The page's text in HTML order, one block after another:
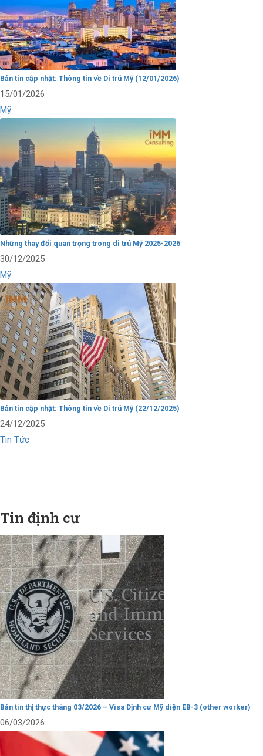
Bản tin cập nhật: Thông tin về Di trú Mỹ (12/01/2026)
15/01/2026
Mỹ
Những thay đổi quan trọng trong di trú Mỹ 2025-2026
30/12/2025
Mỹ
Bản tin cập nhật: Thông tin về Di trú Mỹ (22/12/2025)
24/12/2025
Tin Tức
Tin định cư
Bản tin thị thực tháng 03/2026 – Visa Định cư Mỹ diện EB-3 (other worker)
06/03/2026